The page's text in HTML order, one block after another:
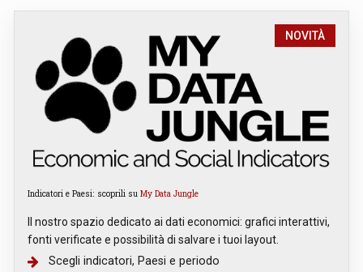
NOVITÀ
Indicatori e Paesi: scoprili su My Data Jungle
Il nostro spazio dedicato ai dati economici: grafici interattivi,
fonti verificate e possibilità di salvare i tuoi layout.
Scegli indicatori, Paesi e periodo